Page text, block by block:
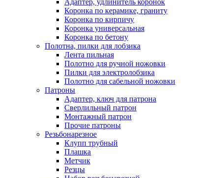
Адаптер, удлинитель коронок
Коронка по керамике, граниту
Коронка по кирпичу
Коронка универсальная
Коронка по бетону
Полотна, пилки для лобзика
Лента пильная
Полотно для ручной ножовки
Пилки для электролобзика
Полотно для сабельной ножовки
Патроны
Адаптер, ключ для патрона
Сверлильный патрон
Монтажный патрон
Прочие патроны
Резьбонарезное
Клупп трубный
Плашка
Метчик
Резцы